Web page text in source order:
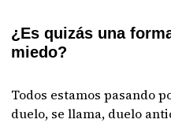
¿Es quizás una
miedo?
Todos estamos pasando
duelo, se llama, duelo